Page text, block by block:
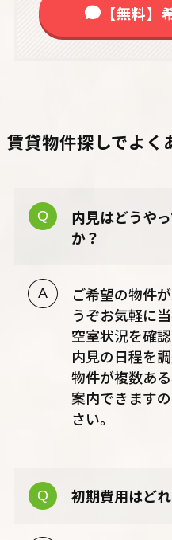
【無料】
賃貸物件探しでよく
内見はどうや
か？
ご希望の物件
うぞお気軽に
空室状況を確
内見の日程を
物件が複数あ
案内できます
さい。
初期費用はど